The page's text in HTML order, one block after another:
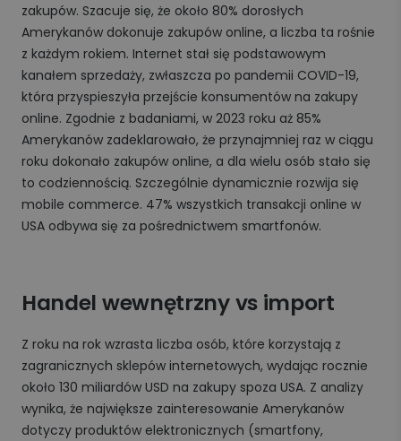
zakupów. Szacuje się, że około 80% dorosłych
Amerykanów dokonuje zakupów online, a liczba ta rośnie
z każdym rokiem. Internet stał się podstawowym
kanałem sprzedaży, zwłaszcza po pandemii COVID-19,
która przyspieszyła przejście konsumentów na zakupy
online. Zgodnie z badaniami, w 2023 roku aż 85%
Amerykanów zadeklarowało, że przynajmniej raz w ciągu
roku dokonało zakupów online, a dla wielu osób stało się
to codziennością. Szczególnie dynamicznie rozwija się
mobile commerce. 47% wszystkich transakcji online w
USA odbywa się za pośrednictwem smartfonów.
Handel wewnętrzny vs import
Z roku na rok wzrasta liczba osób, które korzystają z
zagranicznych sklepów internetowych, wydając rocznie
około 130 miliardów USD na zakupy spoza USA. Z analizy
wynika, że największe zainteresowanie Amerykanów
dotyczy produktów elektronicznych (smartfony,